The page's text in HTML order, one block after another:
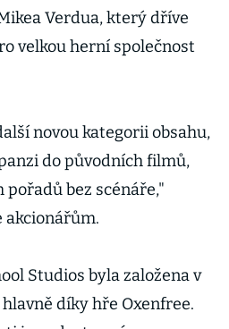
Verdua, který dříve
velkou herní společnost
novou kategorii obsahu,
do původních filmů,
bez scénáře,"
akcionářům.
Studios byla založena v
díky hře Oxenfree.